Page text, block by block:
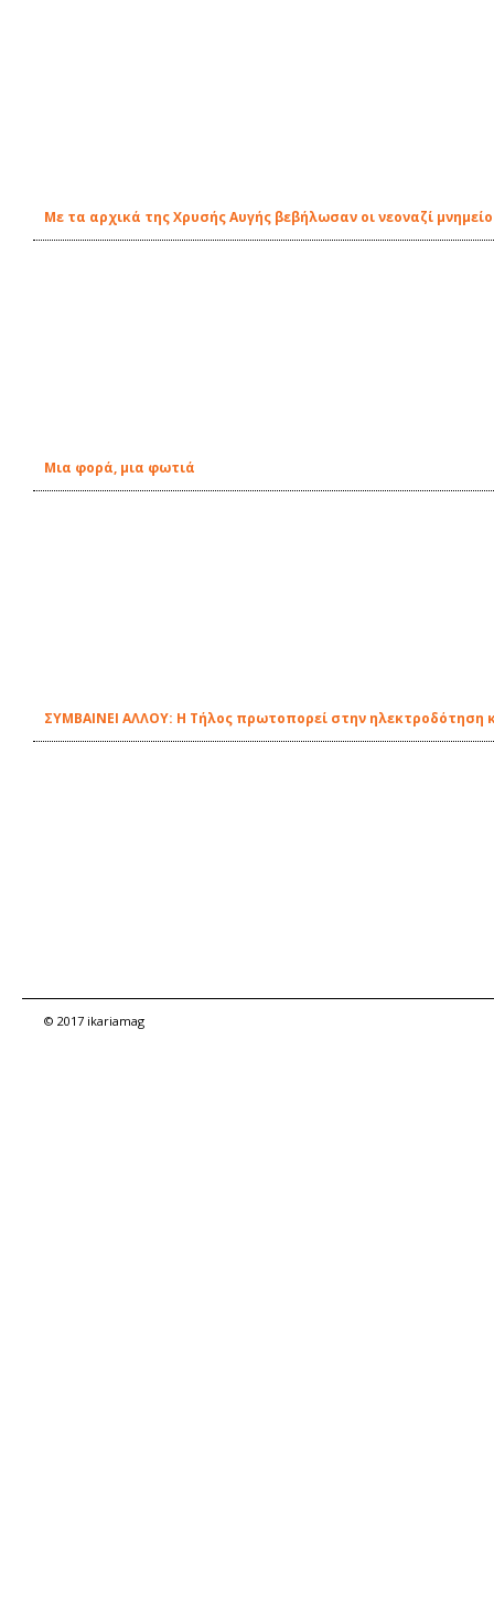
Με τα αρχικά της Χρυσής Αυγής βεβήλωσαν οι νεοναζί
Μια φορά, μια φωτιά
ΣΥΜΒΑΙΝΕΙ ΑΛΛΟΥ: Η Τήλος πρωτοπορεί στην ηλεκτροδότηση
© 2017 ikariamag